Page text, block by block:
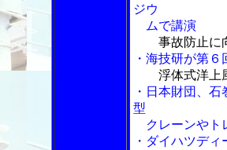
ジウ
ムで講演
事故防止に
・海技研が第
浮体式洋上
・日本財団、
型
クレーンやト
・ダイハツデ